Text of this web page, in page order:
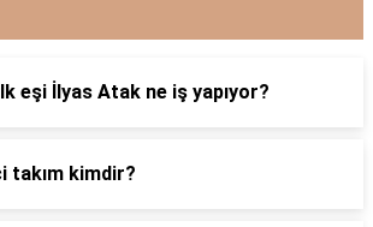
eşi İlyas Atak ne iş yapıyor?
takım kimdir?